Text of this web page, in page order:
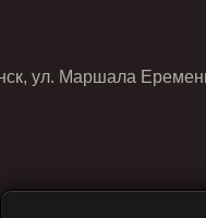
ул. Маршала